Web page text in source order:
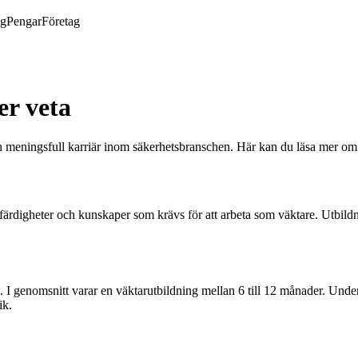
PengarFöretag
veta
karriär inom säkerhetsbranschen. Här kan du läsa mer
och kunskaper som krävs för att arbeta som väktare.
genomsnitt varar en väktarutbildning mellan 6 till 12 månader.